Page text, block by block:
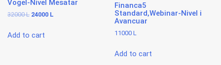
Vogel-Nivel Mesatar
32000L Original
was:
24000 L
Add to cart
Financa5
Standard,Webinar-Nivel i
Avancuar
11000L
Add to cart